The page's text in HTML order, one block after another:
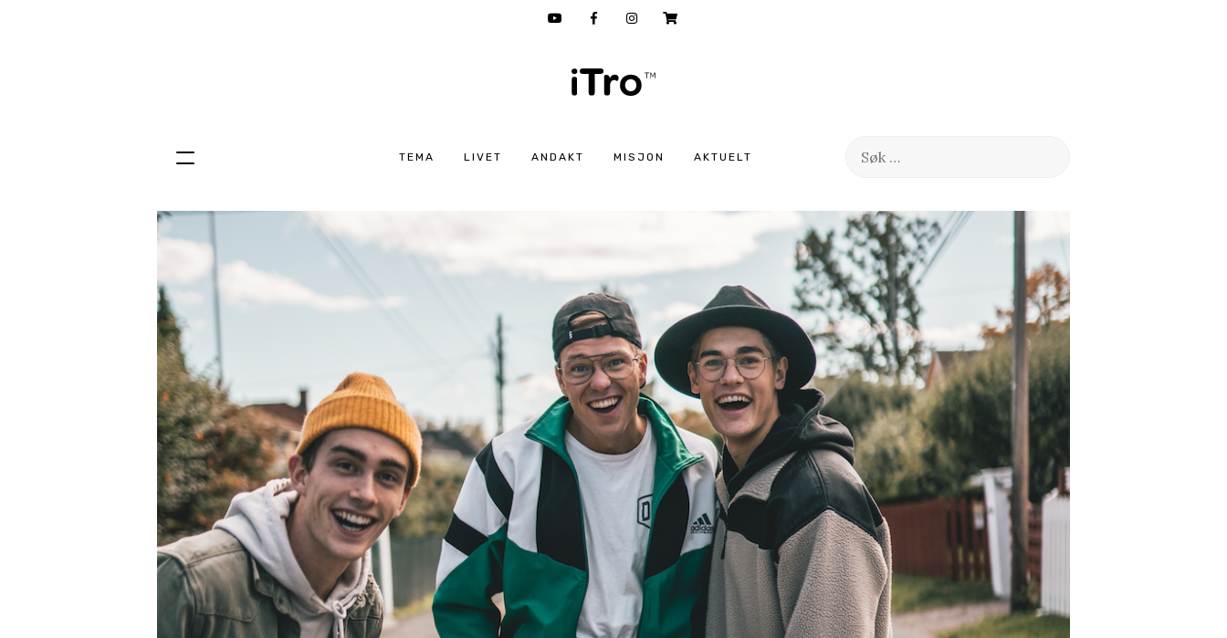
TEMA LIVET ANDAKT MISJON AKTUELT
Søk
Hopp
innhold